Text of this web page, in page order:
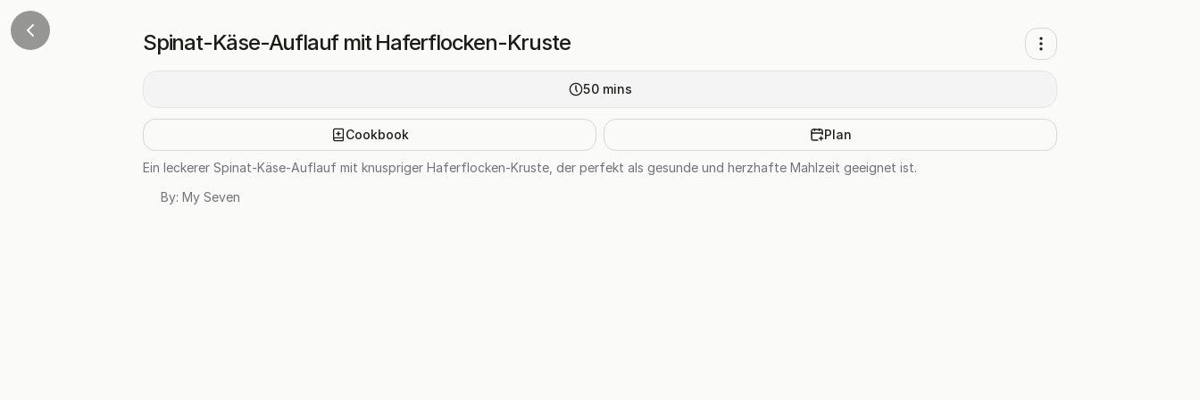
Spinat-Käse-Auflauf mit Haferflocken-Kruste
50 mins
Cookbook Plan
Ein leckerer Spinat-Käse-Auflauf mit knuspriger Haferflocken-Kruste, der perfekt als gesunde und herzhafte Mahlzeit geeignet ist.
By: My Seven